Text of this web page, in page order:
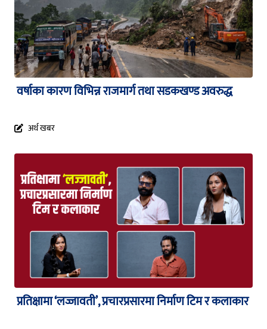
वर्षाका कारण विभिन्न राजमार्ग तथा सडकखण्ड अवरुद्ध
अर्थ खबर
प्रतिक्षामा ‘लज्जावती’, प्रचारप्रसारमा निर्माण टिम र कलाकार